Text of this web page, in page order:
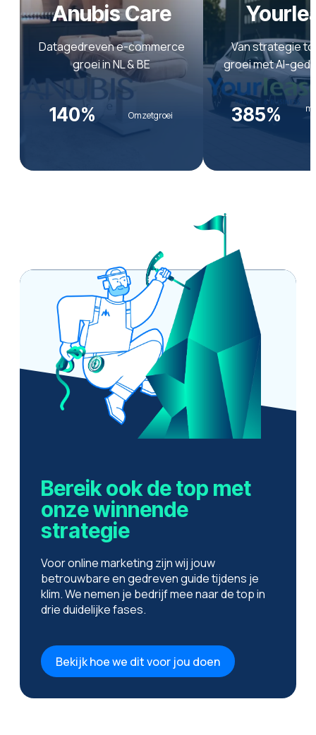
Anubis Care
Datagedreven e-commerce
groei in NL & BE
140% Omzetgroei
Van strategie
groei met AI-
385%
Bereik ook de top met
onze winnende
strategie
Voor online marketing zijn wij jouw
betrouwbare en gedreven guide tijdens je
klim. We nemen je bedrijf mee naar de top in
drie duidelijke fases.
Bekijk hoe we dit voor jou doen